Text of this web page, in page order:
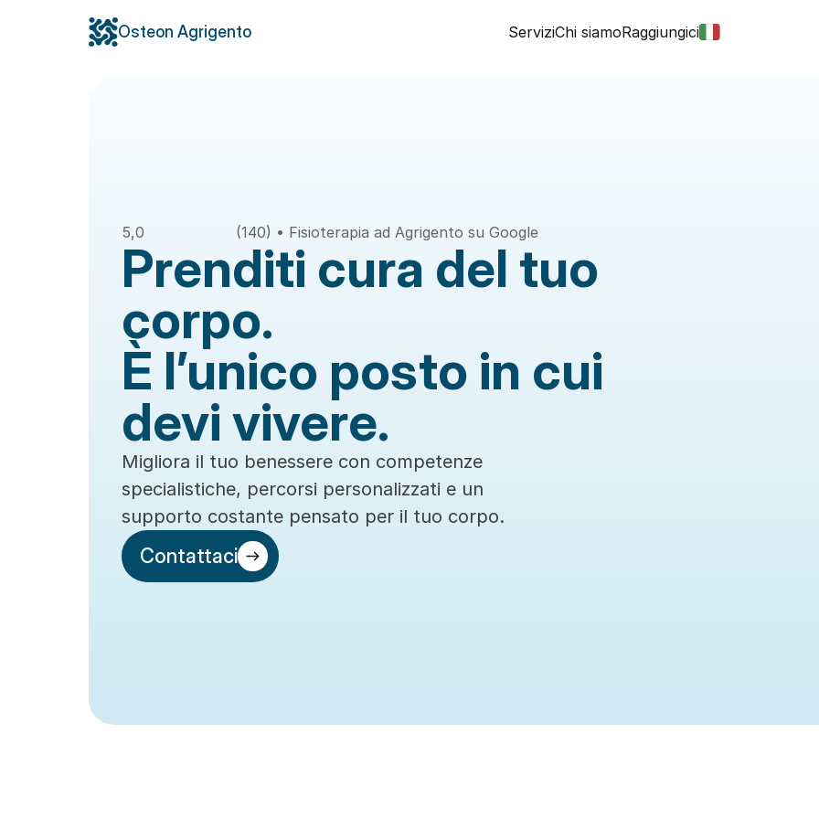
Osteon Agrigento ServiziChi siamoRaggiungici
5,0 (140) • Fisioterapia ad Agrigento su Google
Prenditi cura del tuo
corpo.
È l’unico posto in cui
devi vivere.
Migliora il tuo benessere con competenze
specialistiche, percorsi personalizzati e un
supporto costante pensato per il tuo corpo.
Contattaci